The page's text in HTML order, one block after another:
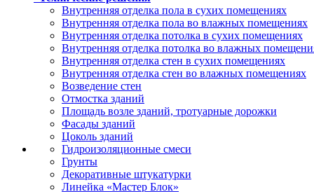
Внутренняя отделка пола в сухих помещениях
Внутренняя отделка пола во влажных помещениях
Внутренняя отделка потолка в сухих помещениях
Внутренняя отделка потолка во влажных
Внутренняя отделка стен в сухих помещениях
Внутренняя отделка стен во влажных помещениях
Возведение стен
Отмостка зданий
Площадь возле зданий, тротуарные дорожки
Фасады зданий
Цоколь зданий
Гидроизоляционные смеси
Грунты
Декоративные штукатурки
Линейка «Мастер Блок»